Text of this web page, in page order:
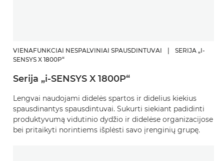
VIENAFUNKCIAI NESPALVINIAI SPAUSDINTUVAI
SERIJA „I-
SENSYS X 1800P“
Serija „i-SENSYS X 1800P“
Lengvai naudojami didelės spartos ir didelius kiekius
spausdinantys spausdintuvai. Sukurti siekiant padidinti
produktyvumą vidutinio dydžio ir didelėse organizacijose
bei pritaikyti norintiems išplėsti savo įrenginių grupę.